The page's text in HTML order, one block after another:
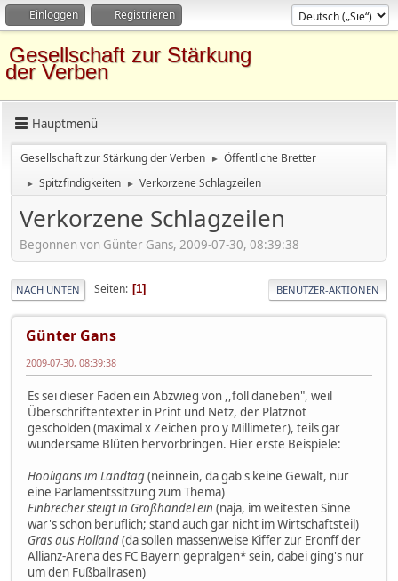
Einloggen Registrieren
Gesellschaft zur Stärkung
der Verben
Hauptmenü
Gesellschaft zur Stärkung der Verben ► Öffentliche Bretter
► Spitzfindigkeiten ► Verkorzene Schlagzeilen
Verkorzene Schlagzeilen
Begonnen von Günter Gans, 2009-07-30, 08:39:38
NACH UNTEN Seiten 1 BENUTZER-AKTIONEN
Günter Gans
2009-07-30, 08:39:38
Es sei dieser Faden ein Abzwieg von ,,foll daneben", weil
Überschriftentexter in Print und Netz, der Platznot
gescholden (maximal x Zeichen pro y Millimeter), teils gar
wundersame Blüten hervorbringen. Hier erste Beispiele:
Hooligans im Landtag(neinnein, da gab's keine Gewalt, nur
eine Parlamentssitzung zum Thema)
Einbrecher steigt in Großhandel ein (naja, im weitesten Sinne
war's schon beruflich; stand auch gar nicht im Wirtschaftsteil)
Gras aus Holland(da sollen massenweise Kiffer zur Eronff der
Allianz-Arena des FC Bayern gepralgen* sein, dabei ging's nur
um den Fußballrasen)